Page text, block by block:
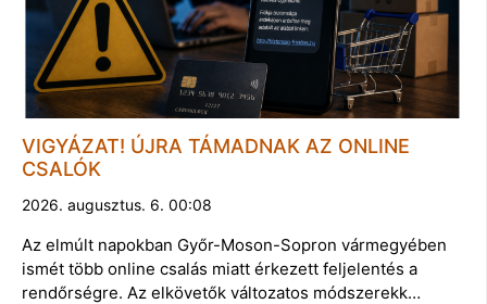
VIGYÁZAT! ÚJRA TÁMADNAK AZ ONLINE
CSALÓK
2026. augusztus. 6. 00:08
Az elmúlt napokban Győr-Moson-Sopron vármegyében
ismét több online csalás miatt érkezett feljelentés a
rendőrségre. Az elkövetők változatos módszerekk…